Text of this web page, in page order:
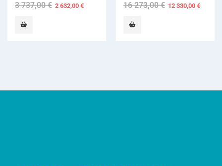
16 273,00€ Original
12 330,00€Current